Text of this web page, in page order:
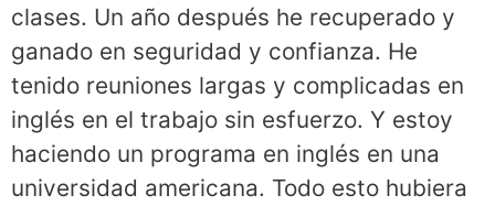
clases. Un año después he recuperado y
ganado en seguridad y confianza. He
tenido reuniones largas y complicadas en
inglés en el trabajo sin esfuerzo. Y estoy
haciendo un programa en inglés en una
universidad americana. Todo esto hubiera